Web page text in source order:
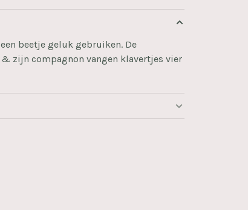
beetje geluk gebruiken. De
zijn compagnon vangen klavertjes vier